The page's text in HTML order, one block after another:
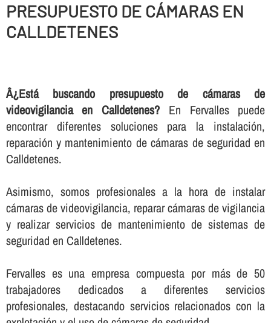
PRESUPUESTO DE CÁMARAS EN
CALLDETENES
Â¿Está buscando presupuesto de cámaras de
videovigilancia en Calldetenes? En Fervalles puede
encontrar diferentes soluciones para la instalación,
reparación y mantenimiento de cámaras de seguridad en
Calldetenes.
Asimismo, somos profesionales a la hora de instalar
cámaras de videovigilancia, reparar cámaras de vigilancia
y realizar servicios de mantenimiento de sistemas de
seguridad en Calldetenes.
Fervalles es una empresa compuesta por más de 50
trabajadores dedicados a diferentes servicios
profesionales, destacando servicios relacionados con la